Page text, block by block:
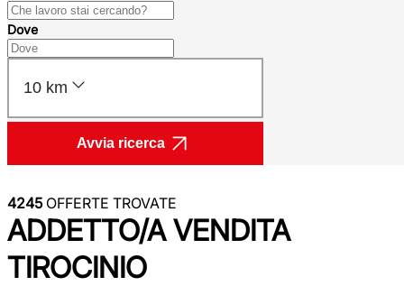
Dove
10 km
Avvia ricerca
4245OFFERTE TROVATE
ADDETTO/A VENDITA
TIROCINIO